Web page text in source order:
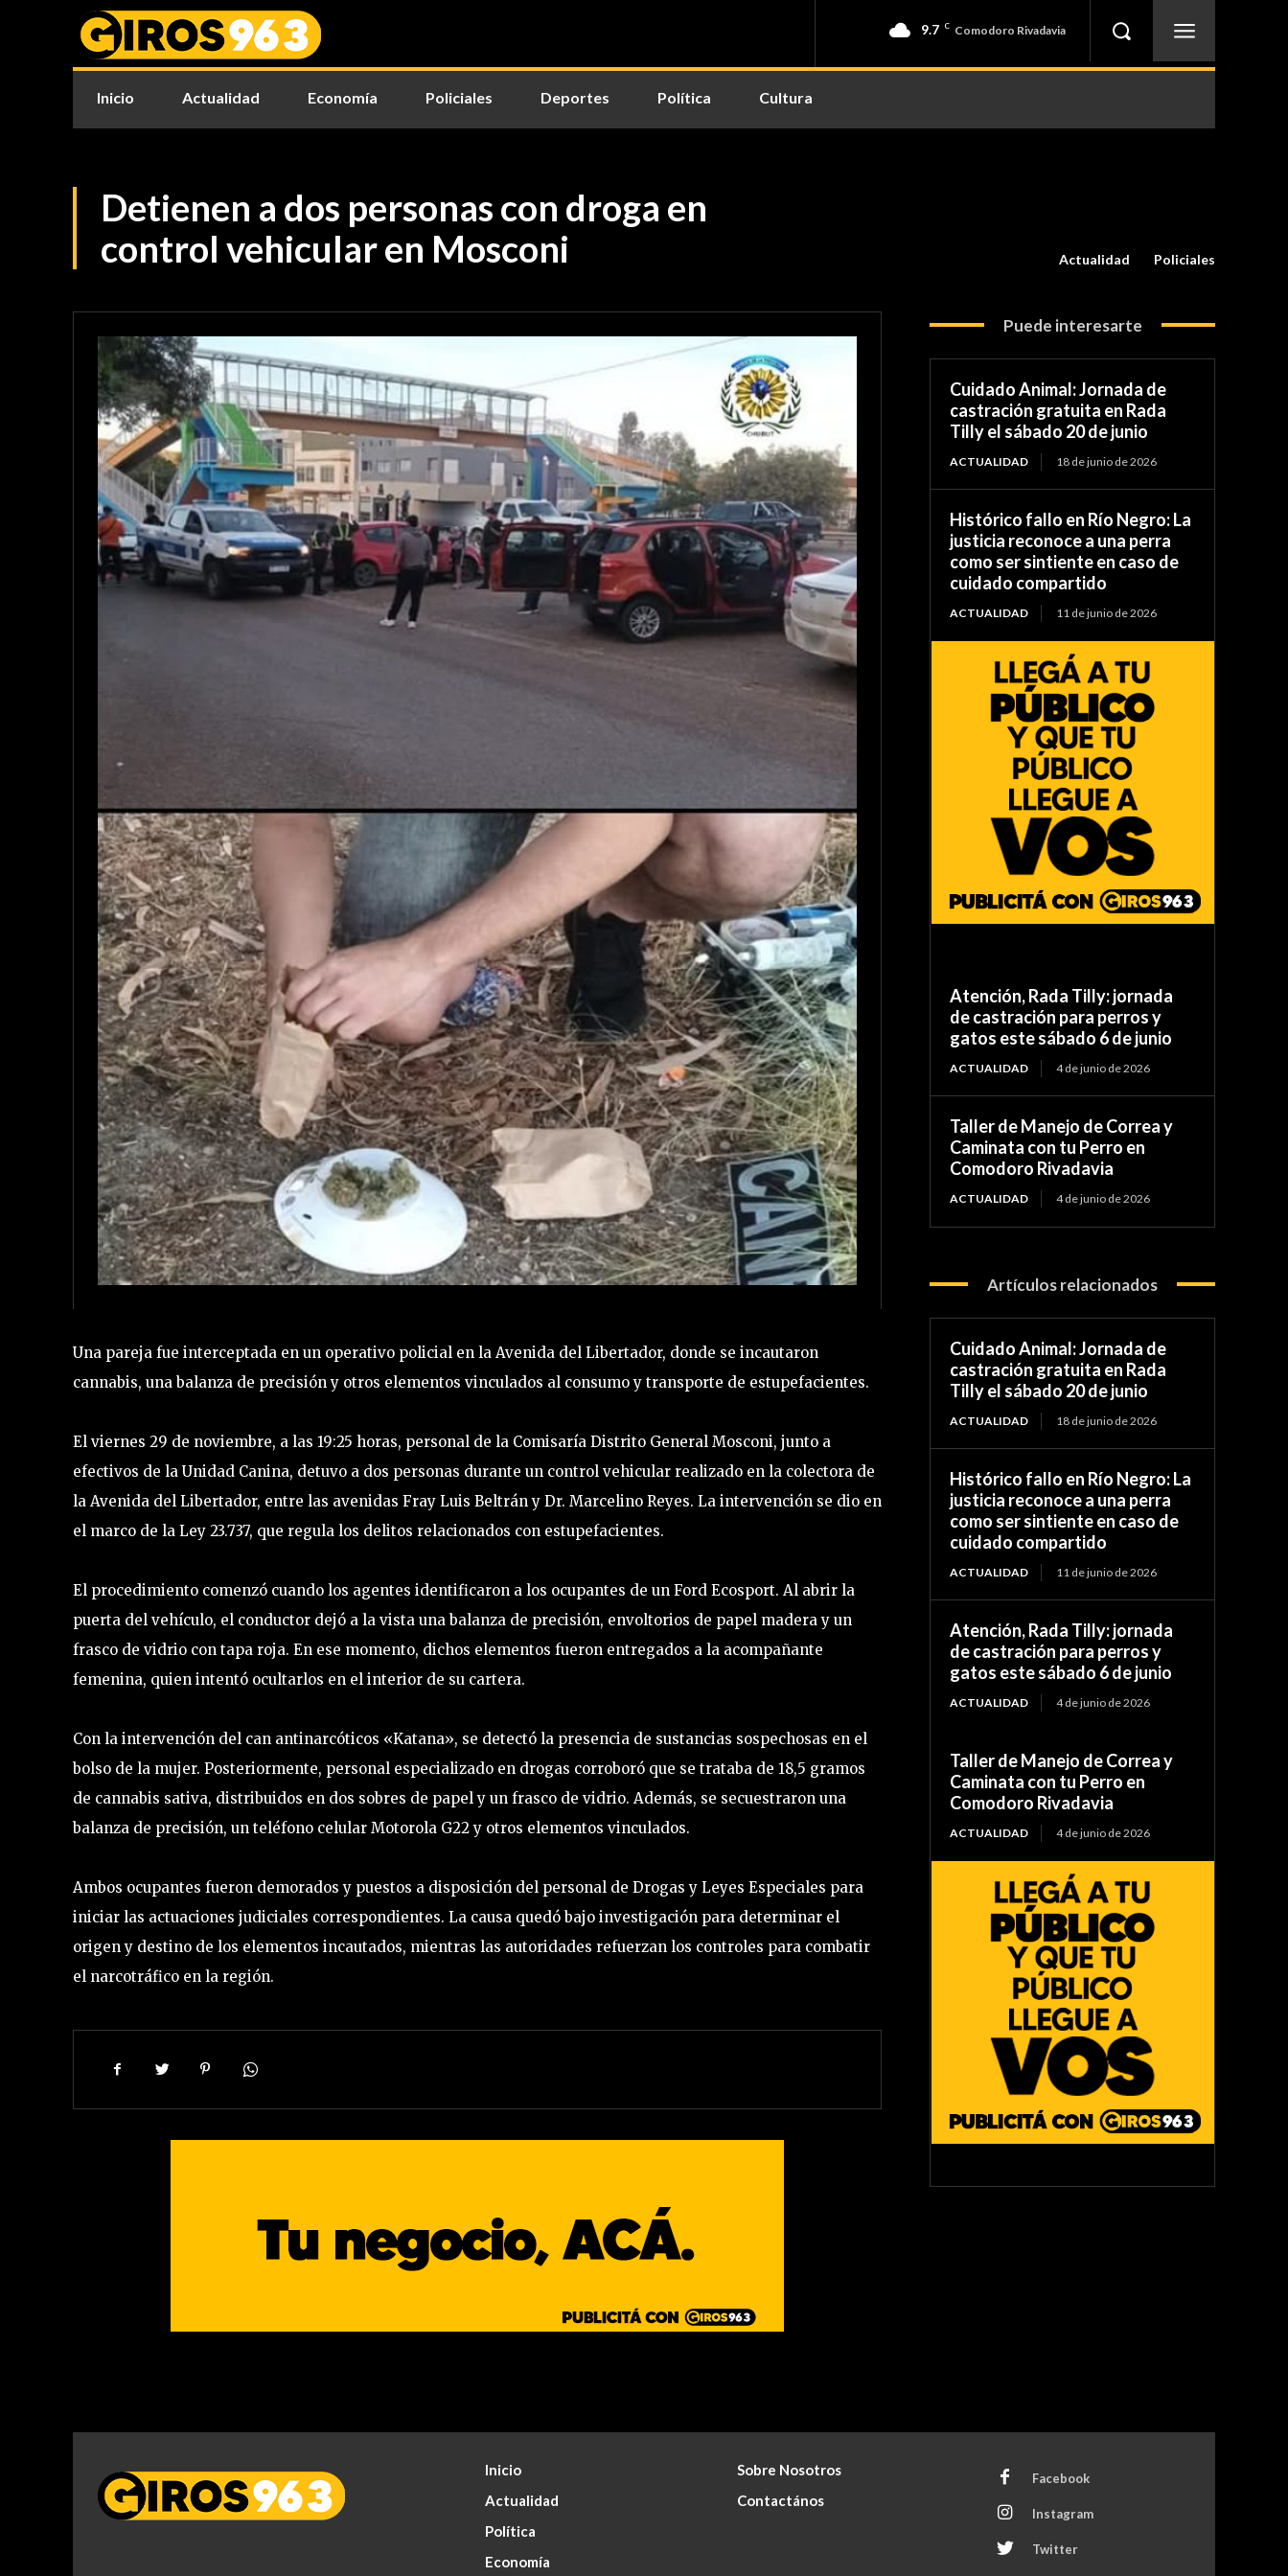
9.7 C Comodoro Rivadavia
Inicio Actualidad Economía Policiales Deportes Política Cultura
Detienen a dos personas con droga en
control vehicular en Mosconi
Actualidad Policiales
Una pareja fue interceptada en un operativo policial en la Avenida del Libertador, donde se incautaron
cannabis, una balanza de precisión y otros elementos vinculados al consumo y transporte de estupefacientes.
El viernes 29 de noviembre, a las 19:25 horas, personal de la Comisaría Distrito General Mosconi, junto a
efectivos de la Unidad Canina, detuvo a dos personas durante un control vehicular realizado en la colectora de
la Avenida del Libertador, entre las avenidas Fray Luis Beltrán y Dr. Marcelino Reyes. La intervención se dio en
el marco de la Ley 23.737, que regula los delitos relacionados con estupefacientes.
El procedimiento comenzó cuando los agentes identificaron a los ocupantes de un Ford Ecosport. Al abrir la
puerta del vehículo, el conductor dejó a la vista una balanza de precisión, envoltorios de papel madera y un
frasco de vidrio con tapa roja. En ese momento, dichos elementos fueron entregados a la acompañante
femenina, quien intentó ocultarlos en el interior de su cartera.
Con la intervención del can antinarcóticos «Katana», se detectó la presencia de sustancias sospechosas en el
bolso de la mujer. Posteriormente, personal especializado en drogas corroboró que se trataba de 18,5 gramos
de cannabis sativa, distribuidos en dos sobres de papel y un frasco de vidrio. Además, se secuestraron una
balanza de precisión, un teléfono celular Motorola G22 y otros elementos vinculados.
Ambos ocupantes fueron demorados y puestos a disposición del personal de Drogas y Leyes Especiales para
iniciar las actuaciones judiciales correspondientes. La causa quedó bajo investigación para determinar el
origen y destino de los elementos incautados, mientras las autoridades refuerzan los controles para combatir
el narcotráfico en la región.
Puede interesarte
Cuidado Animal: Jornada de
castración gratuita en Rada
Tilly el sábado 20 de junio
ACTUALIDAD 18 de junio de 2026
Histórico fallo en Río Negro: La
justicia reconoce a una perra
como ser sintiente en caso de
cuidado compartido
ACTUALIDAD 11 de junio de 2026
Atención, Rada Tilly: jornada
de castración para perros y
gatos este sábado 6 de junio
ACTUALIDAD 4 de junio de 2026
Taller de Manejo de Correa y
Caminata con tu Perro en
Comodoro Rivadavia
ACTUALIDAD 4 de junio de 2026
Artículos relacionados
Cuidado Animal: Jornada de
castración gratuita en Rada
Tilly el sábado 20 de junio
ACTUALIDAD 18 de junio de 2026
Histórico fallo en Río Negro: La
justicia reconoce a una perra
como ser sintiente en caso de
cuidado compartido
ACTUALIDAD 11 de junio de 2026
Atención, Rada Tilly: jornada
de castración para perros y
gatos este sábado 6 de junio
ACTUALIDAD 4 de junio de 2026
Taller de Manejo de Correa y
Caminata con tu Perro en
Comodoro Rivadavia
ACTUALIDAD 4 de junio de 2026
Inicio
Actualidad
Política
Economía
Sobre Nosotros
Contactános
Facebook
Instagram
Twitter